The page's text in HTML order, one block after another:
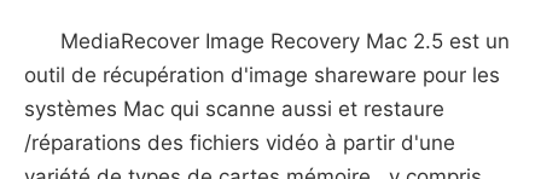
MediaRecover Image Recovery Mac 2.5 est un
outil de récupération d'image shareware pour les
systèmes Mac qui scanne aussi et restaure
/réparations des fichiers vidéo à partir d'une